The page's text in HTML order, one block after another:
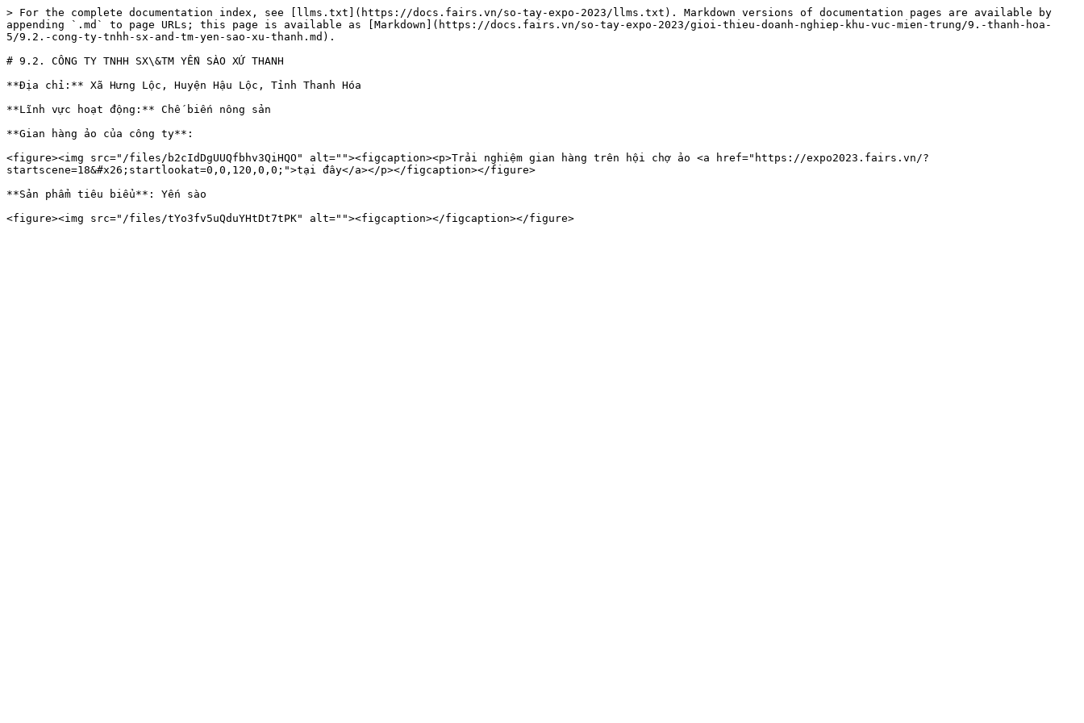
> For the complete documentation index, see [llms.txt](https://docs.fairs.vn/so-tay-expo-2023/llms.txt). Markdown versions of documentation pages are available by
appending `.md` to page URLs; this page is available as [Markdown](https://docs.fairs.vn/so-tay-expo-2023/gioi-thieu-doanh-nghiep-khu-vuc-mien-trung/9.-thanh-hoa-
5/9.2.-cong-ty-tnhh-sx-and-tm-yen-sao-xu-thanh.md).
# 9.2. CÔNG TY TNHH SX\&TM YẾN SÀO XỨ THANH
**Địa chỉ:** Xã Hưng Lộc, Huyện Hậu Lộc, Tỉnh Thanh Hóa
**Lĩnh vực hoạt động:** Chế biến nông sản
**Gian hàng ảo của công ty**:
<figure><img src="/files/b2cIdDgUUQfbhv3QiHQO" alt=""><figcaption><p>Trải nghiệm gian hàng trên hội chợ ảo <a href="https://expo2023.fairs.vn/?
startscene=18&#x26;startlookat=0,0,120,0,0;">tại đây</a></p></figcaption></figure>
**Sản phẩm tiêu biểu**: Yến sào